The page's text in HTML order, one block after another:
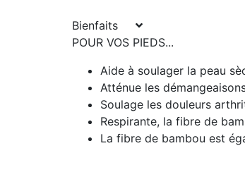
Bienfaits
POUR VOS PIEDS...
Aide à soulager la peau
Atténue les
Soulage les douleurs
Respirante, la fibre de
La fibre de bambou est